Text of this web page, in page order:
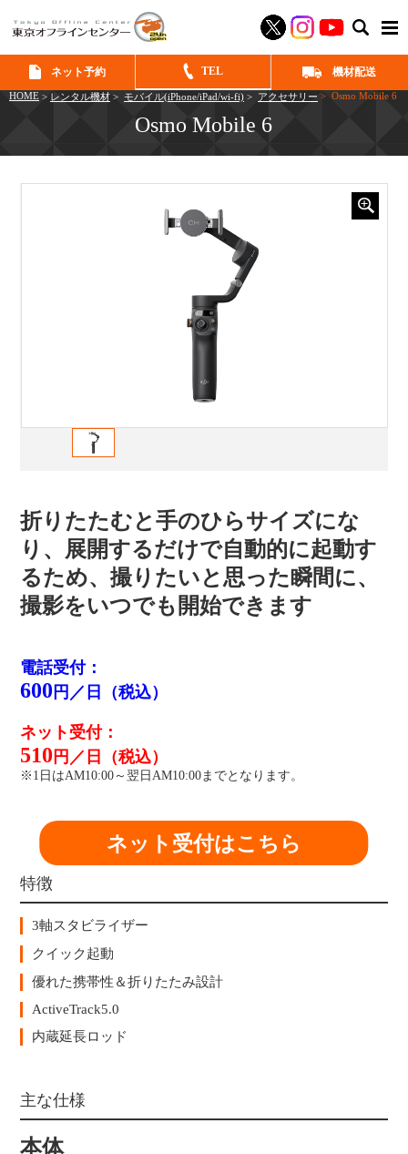
ネット予約 TEL 機材配送
HOME > レンタル機材 > モバイル(iPhone/iPad/wi-fi) > アクセサリー > Osmo Mobile 6
Osmo Mobile 6
折りたたむと手のひらサイズにな
り、展開するだけで自動的に起動す
るため、撮りたいと思った瞬間に、
撮影をいつでも開始できます
電話受付：
600 円／日（税込）
ネット受付：
510 円／日（税込）
※1日はAM10:00～翌日AM10:00までとなります。
ネット受付はこちら
特徴
3軸スタビライザー
クイック起動
優れた携帯性＆折りたたみ設計
ActiveTrack5.0
内蔵延長ロッド
主な仕様
本体